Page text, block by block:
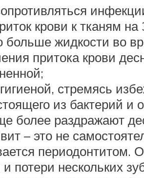
крови к тканям на
больше жидкости во
притока крови
стремясь
из бактерий и
более раздражают
– это не
периодонтитом.
потери нескольких